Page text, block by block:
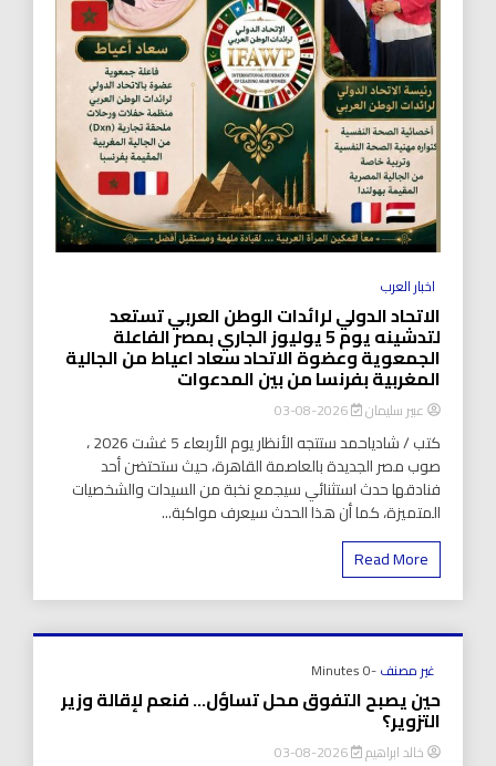
اخبار العرب
الاتحاد الدولي لرائدات الوطن العربي تستعد
لتدشينه يوم 5 يوليوز الجاري بمصر الفاعلة
الجمعوية وعضوة الاتحاد سعاد اعياط من الجالية
المغربية بفرنسا من بين المدعوات
عبير سليمان 2026-08-03
كتب / شادياحمد ستتجه الأنظار يوم الأربعاء 5 غشت 2026 ،
صوب مصر الجديدة بالعاصمة القاهرة، حيث ستحتضن أحد
فنادقها حدث استثنائي سيجمع نخبة من السيدات والشخصيات
المتميزة، كما أن هذا الحدث سيعرف مواكبة...
Read More
غير مصنف-0 Minutes
حين يصبح التفوق محل تساؤل… فنعم لإقالة وزير
التزوير؟
خالد ابراهيم 2026-08-03